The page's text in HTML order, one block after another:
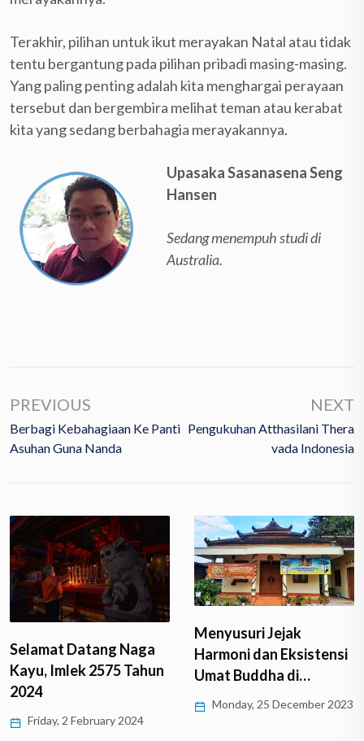
Terakhir, pilihan untuk ikut merayakan Natal atau tidak
tentu bergantung pada pilihan pribadi masing-masing.
Yang paling penting adalah kita menghargai perayaan
tersebut dan bergembira melihat teman atau kerabat
kita yang sedang berbahagia merayakannya.
Upasaka Sasanasena Seng
Hansen
Sedang menempuh studi di
Australia.
PREVIOUS
Berbagi Kebahagiaan Ke Panti
Asuhan Guna Nanda
NEXT
Pengukuhan Atthasilani Thera
Vada Indonesia
Selamat Datang Naga
Kayu, Imlek 2575 Tahun
2024
Friday, 2 February 2024
Menyusuri Jejak
Harmoni dan Eksistensi
Umat Buddha di…
Monday, 25 December 2023